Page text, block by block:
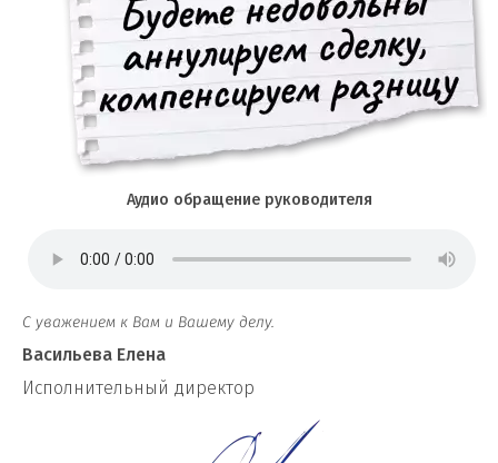
Аудио обращение руководителя
С уважением к Вам и Вашему делу.
Васильева Елена
И сполнительный директор